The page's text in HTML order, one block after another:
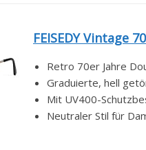
FEISEDY Vintage
Retro 70er Jahre
Graduierte, hell
Mit UV400-
Neutraler Stil für